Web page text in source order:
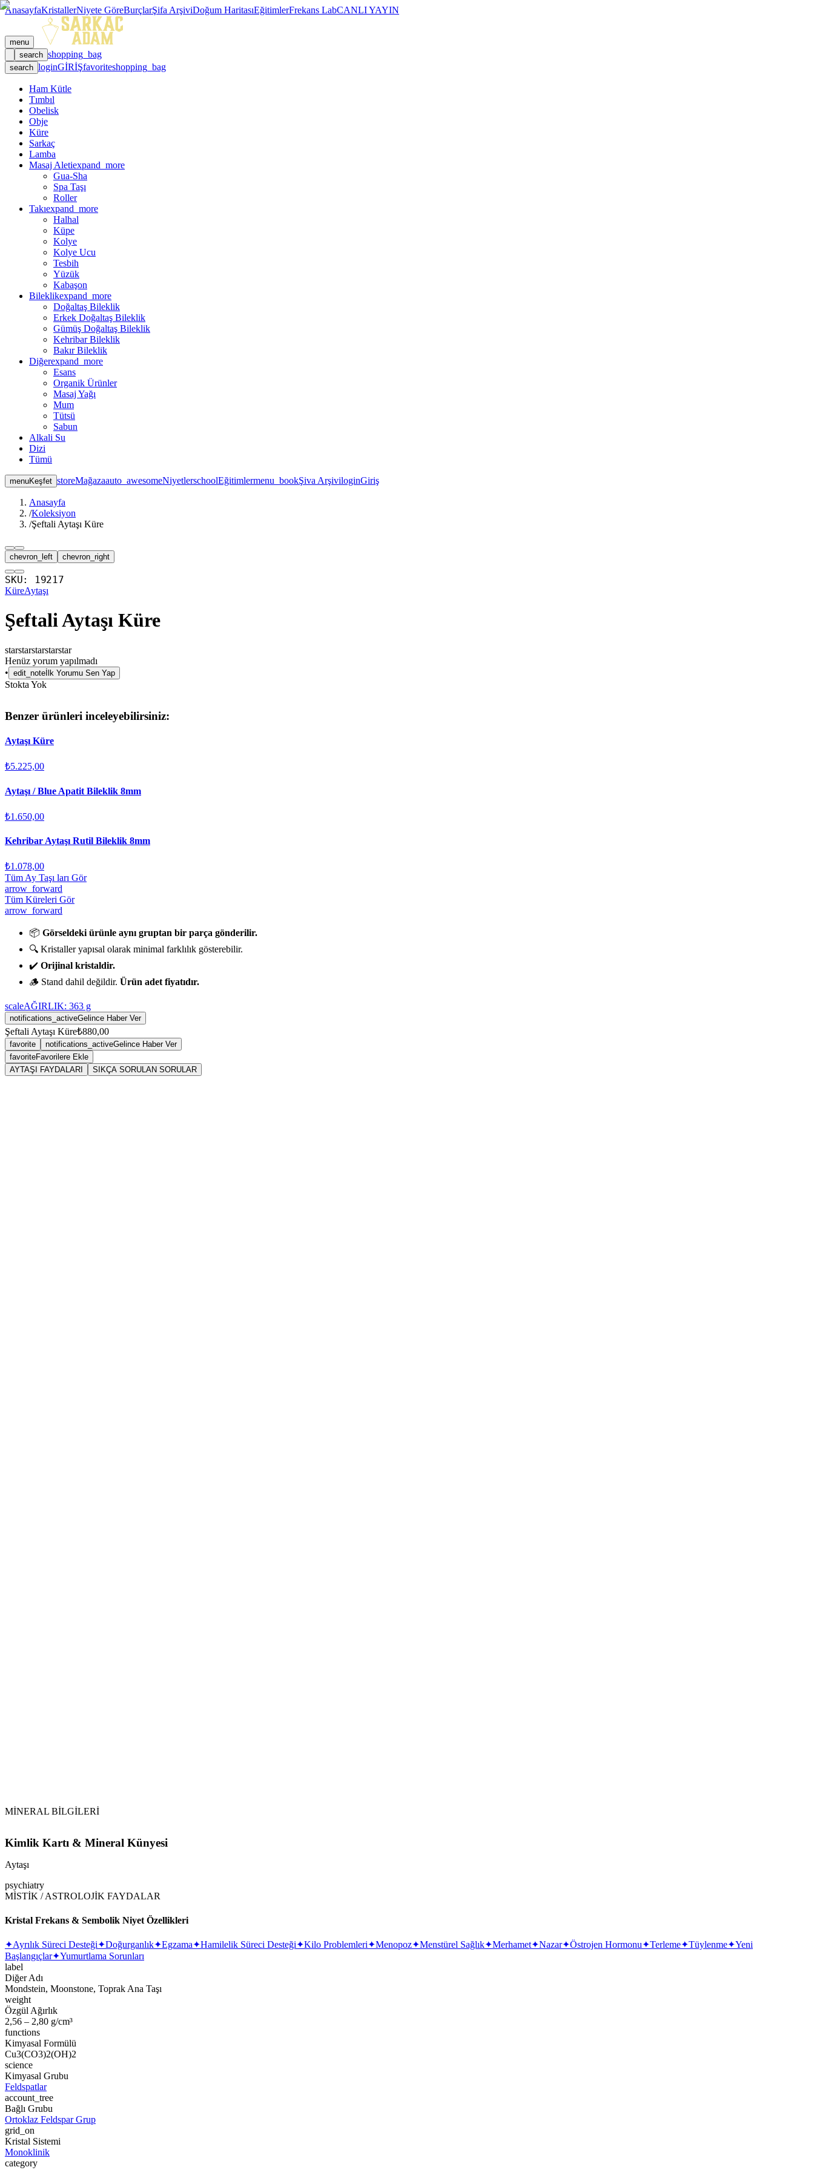
AnasayfaKristallerNiyete GöreBurçlarŞifa ArşiviDoğum HaritasıEğitimlerFrekans LabCANLI YAYIN
menu
search shopping_bag
search loginGİRİŞfavoriteshopping_bag
Ham Kütle
Tımbıl
Obelisk
Obje
Küre
Sarkaç
Lamba
Masaj Aletiexpand_more
Gua-Sha
Spa Taşı
Roller
Takıexpand_more
Halhal
Küpe
Kolye
Kolye Ucu
Tesbih
Yüzük
Kabaşon
Bileklikexpand_more
Doğaltaş Bileklik
Erkek Doğaltaş Bileklik
Gümüş Doğaltaş Bileklik
Kehribar Bileklik
Bakır Bileklik
Diğerexpand_more
Esans
Organik Ürünler
Masaj Yağı
Mum
Tütsü
Sabun
Alkali Su
Dizi
Tümü
menuKeşfet storeMağazaauto_awesomeNiyetlerschoolEğitimlermenu_bookŞiva ArşiviloginGiriş
Anasayfa
/Koleksiyon
/Şeftali Aytaşı Küre
chevron_left chevron_right
SKU: 19217
KüreAytaşı
Şeftali Aytaşı Küre
starstarstarstarstar
Henüz yorum yapılmadı
• edit_note İlk Yorumu Sen Yap
Stokta Yok
Benzer ürünleri inceleyebilirsiniz:
Aytaşı Küre
₺5.225,00
Aytaşı / Blue Apatit Bileklik 8mm
₺1.650,00
Kehribar Aytaşı Rutil Bileklik 8mm
₺1.078,00
Tüm Ay Taşı ları Gör
arrow_forward
Tüm Küreleri Gör
arrow_forward
📦 Görseldeki ürünle aynı gruptan bir parça gönderilir.
🔍 Kristaller yapısal olarak minimal farklılık gösterebilir.
✔️ Orijinal kristaldir.
🪵 Stand dahil değildir. Ürün adet fiyatıdır.
scaleAĞIRLIK: 363 g
notifications_activeGelince Haber Ver
Şeftali Aytaşı Küre₺880,00
favorite notifications_activeGelince Haber Ver
favoriteFavorilere Ekle
AYTAŞI FAYDALARI
SIKÇA SORULAN SORULAR
MİNERAL BİLGİLERİ
Kimlik Kartı & Mineral Künyesi
Aytaşı
psychiatry
MİSTİK / ASTROLOJİK FAYDALAR
Kristal Frekans & Sembolik Niyet Özellikleri
✦Ayrılık Süreci Desteği✦Doğurganlık✦Egzama✦Hamilelik Süreci Desteği✦Kilo Problemleri✦Menopoz✦Menstürel Sağlık✦Merhamet✦Nazar✦Östrojen Hormonu✦Terleme✦Tüylenme✦Yeni
Başlangıçlar✦Yumurtlama Sorunları
label
Diğer Adı
Mondstein, Moonstone, Toprak Ana Taşı
weight
Özgül Ağırlık
2,56 – 2,80 g/cm³
functions
Kimyasal Formülü
Cu3(CO3)2(OH)2
science
Kimyasal Grubu
Feldspatlar
account_tree
Bağlı Grubu
Ortoklaz Feldspar Grup
grid_on
Kristal Sistemi
Monoklinik
category